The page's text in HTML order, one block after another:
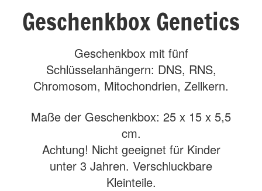
Geschenkbox Genetics
Geschenkbox mit fünf
Schlüsselanhängern: DNS, RNS,
Chromosom, Mitochondrien, Zellkern.
Maße der Geschenkbox: 25 x 15 x 5,5
cm.
Achtung! Nicht geeignet für Kinder
unter 3 Jahren. Verschluckbare
Kleinteile.